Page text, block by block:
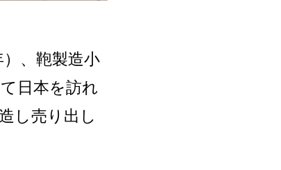
、鞄製造小
日本を訪れ
し売り出し